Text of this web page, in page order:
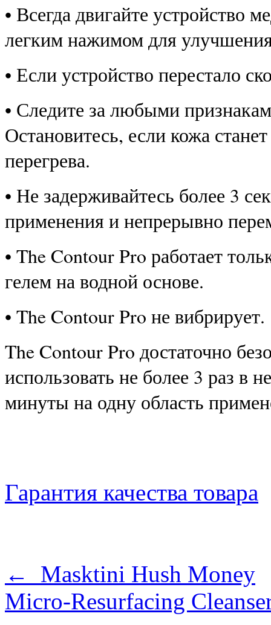
• Всегда двигайте устройство
легким нажимом для улучшения
• Если устройство перестало
• Следите за любыми
Остановитесь, если кожа
перегрева.
• Не задерживайтесь более 3
применения и непрерывно
• The Contour Pro работает
гелем на водной основе.
• The Contour Pro не вибрирует.
The Contour Pro достаточно
использовать не более 3 раз в
минуты на одну область
Гарантия качества товара
← Masktini Hush Money
Micro-Resurfacing